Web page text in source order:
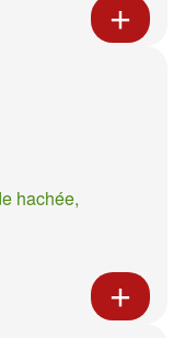
hachée,